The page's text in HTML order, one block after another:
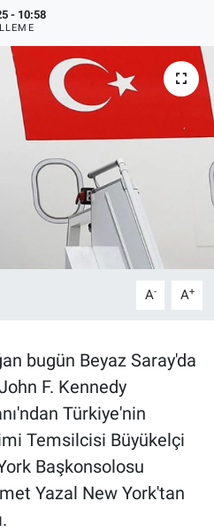
- 10:58
A- A+
bugün Beyaz Saray'da
F. Kennedy
Türkiye'nin
Temsilcisi Büyükelçi
Başkonsolosu
Yazal New York'tan